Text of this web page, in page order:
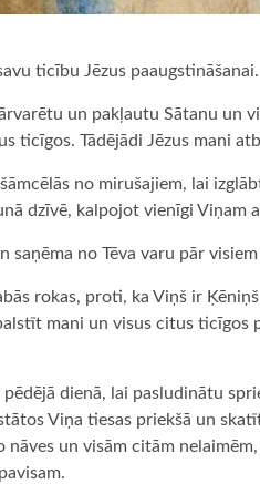
ticību Jēzus paaugstināšanai.
un pakļautu Sātanu un
ticīgos. Tādējādi Jēzus mani
no mirušajiem, lai
dzīvē, kalpojot vienīgi Viņam
saņēma no Tēva varu pār
rokas, proti, ka Viņš ir
mani un visus citus ticīgos
dienā, lai pasludinātu
Viņa tiesas priekšā un
un visām citām